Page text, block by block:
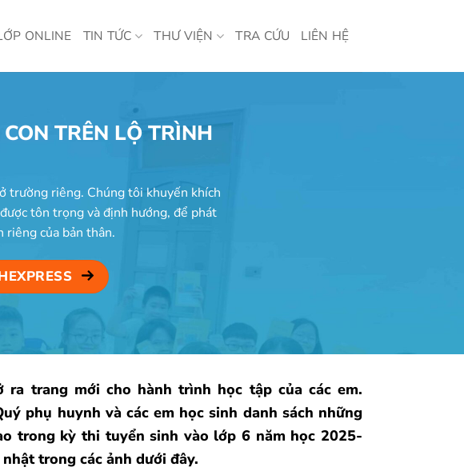
ONLINE TIN TỨC THƯ VIỆN TRA CỨU LIÊN HỆ
TRÊN LỘ TRÌNH
trường riêng. Chúng tôi khuyến khích
tôn trọng và định hướng, để phát
riêng của bản thân.
trang mới cho hành trình học tập của các em.
phụ huynh và các em học sinh danh sách những
trong kỳ thi tuyển sinh vào lớp 6 năm học 2025-
trong các ảnh dưới đây.